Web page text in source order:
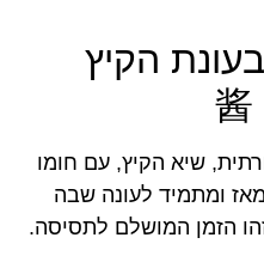
הקיץ
שיא הקיץ, עם חומו
ומתמיד לעונה שבה
הזמן המושלם לתסיסה.